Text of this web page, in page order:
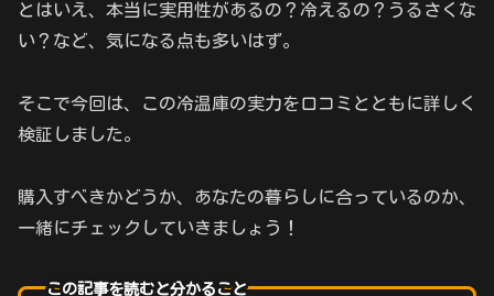
とはいえ、本当に実用性があるの？冷えるの？うるさくな
い？など、気になる点も多いはず。
そこで今回は、この冷温庫の実力を口コミとともに詳しく
検証しました。
購入すべきかどうか、あなたの暮らしに合っているのか、
一緒にチェックしていきましょう！
この記事を読むと分かること